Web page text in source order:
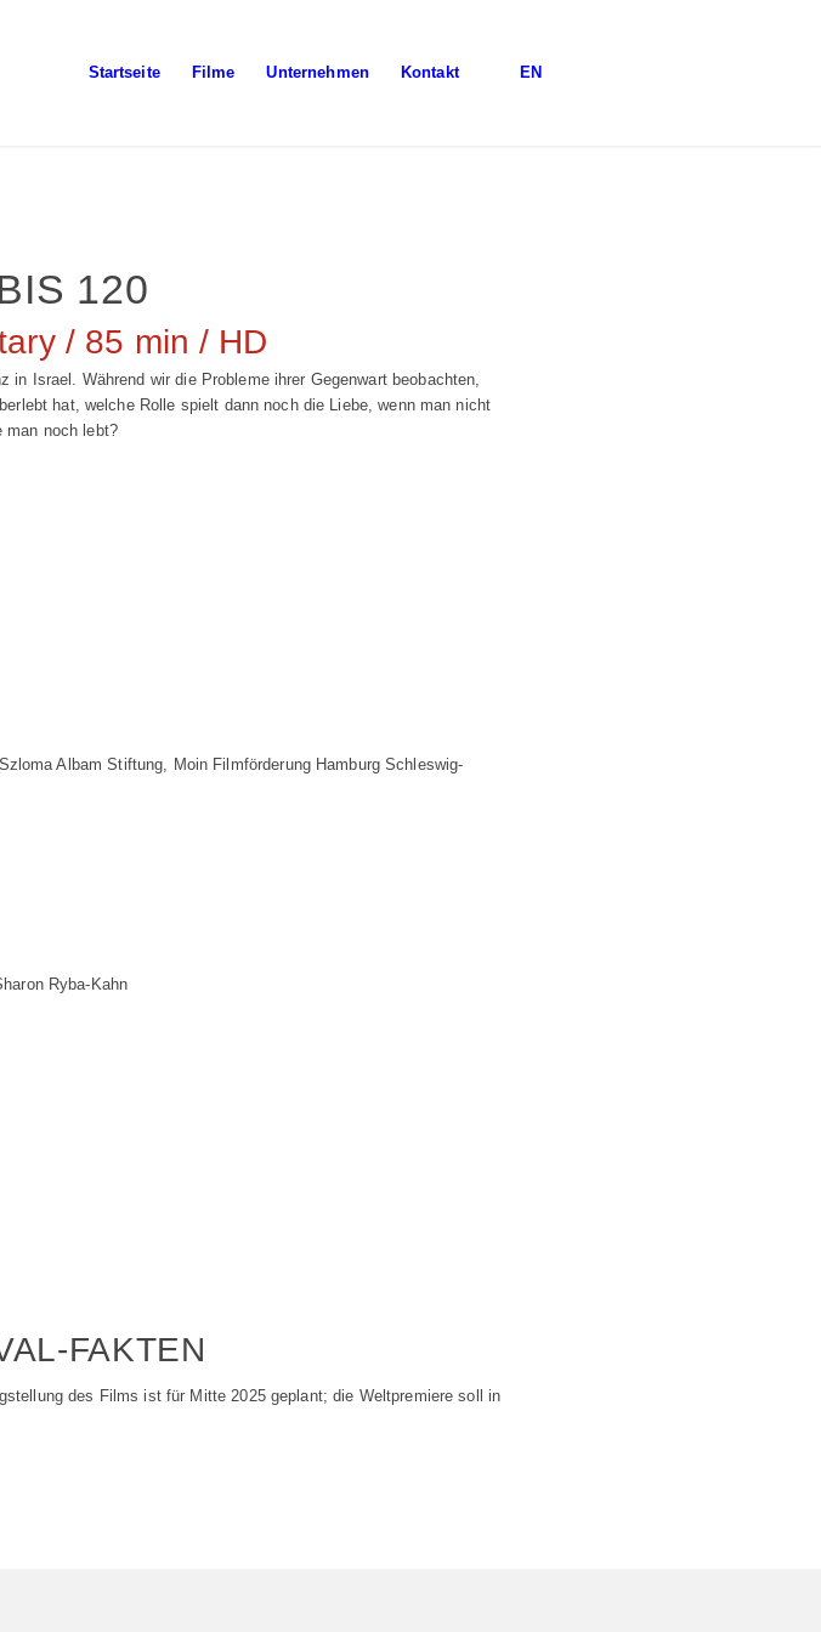
Startseite Filme Unternehmen Kontakt EN
120
/ 85 min / HD
in Israel. Während wir die Probleme ihrer Gegenwart beobachten,
hat, welche Rolle spielt dann noch die Liebe, wenn man nicht
man noch lebt?
Albam Stiftung, Moin Filmförderung Hamburg Schleswig-
Ryba-Kahn
FAKTEN
des Films ist für Mitte 2025 geplant; die Weltpremiere soll in